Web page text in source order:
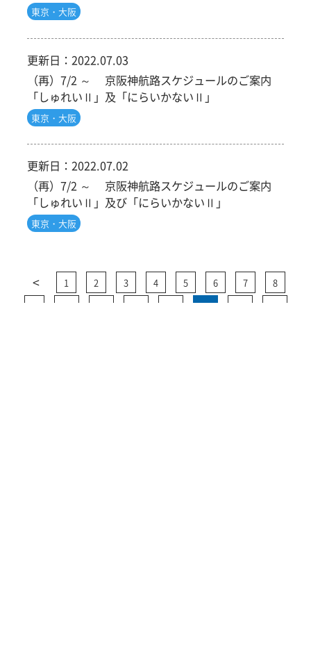
東京・大阪
更新日： 2022.07.03
（再）7/2 ～ 京阪神航路スケジュールのご案内
「しゅれいⅡ」及「にらいかないⅡ」
東京・大阪
更新日： 2022.07.02
（再）7/2 ～ 京阪神航路スケジュールのご案内
「しゅれいⅡ」及び「にらいかないⅡ」
東京・大阪
< 1 2 3 4 5 6 7
8
14